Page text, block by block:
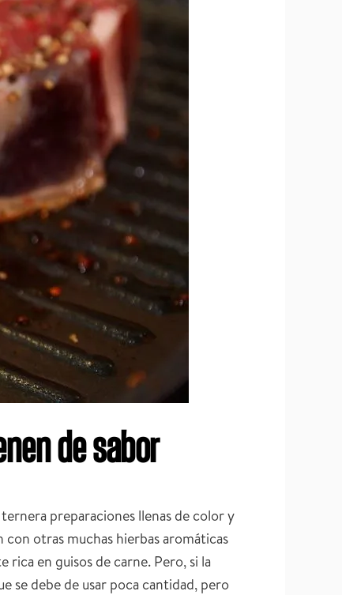
de sabor
preparaciones llenas de color y
otras muchas hierbas aromáticas
rica en guisos de carne. Pero, si la
se debe de usar poca cantidad, pero